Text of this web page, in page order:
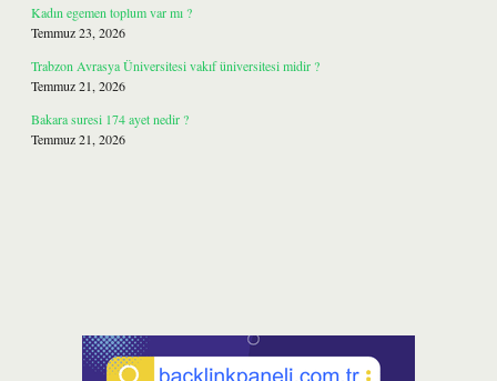
Kadın egemen toplum var mı ?
Temmuz 23, 2026
Trabzon Avrasya Üniversitesi vakıf üniversitesi midir ?
Temmuz 21, 2026
Bakara suresi 174 ayet nedir ?
Temmuz 21, 2026